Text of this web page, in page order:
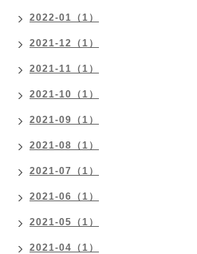
2022-01（1）
2021-12（1）
2021-11（1）
2021-10（1）
2021-09（1）
2021-08（1）
2021-07（1）
2021-06（1）
2021-05（1）
2021-04（1）